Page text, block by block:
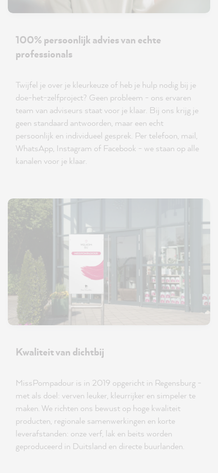
100% persoonlijk advies van echte
professionals
Twijfel je over je kleurkeuze of heb je hulp nodig bij je
doe-het-zelfproject? Geen probleem - ons ervaren
team van adviseurs staat voor je klaar. Bij ons krijg je
geen standaard antwoorden, maar een echt
persoonlijk en individueel gesprek. Per telefoon, mail,
WhatsApp, Instagram of Facebook - we staan op alle
kanalen voor je klaar.
Kwaliteit van dichtbij
MissPompadour is in 2019 opgericht in Regensburg -
met als doel: verven leuker, kleurrijker en simpeler te
maken. We richten ons bewust op hoge kwaliteit
producten, regionale samenwerkingen en korte
leverafstanden: onze verf, lak en beits worden
geproduceerd in Duitsland en directe buurlanden.